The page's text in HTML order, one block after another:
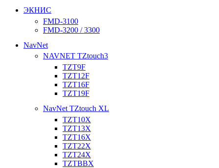
ЭКНИС
FMD-3100
FMD-3200 / 3300
NavNet
NAVNET TZtouch3
TZT9F
TZT12F
TZT16F
TZT19F
NavNet TZtouch XL
TZT10X
TZT13X
TZT16X
TZT22X
TZT24X
TZTBBX